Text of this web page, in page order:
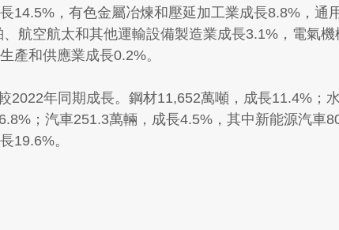
14.5%，有色金屬冶煉和壓延加工業成長8.8%，通
航空航太和其他運輸設備製造業成長3.1%，電氣
產和供應業成長0.2%。
2022年同期成長。鋼材11,652萬噸，成長11.4%；
；汽車251.3萬輛，成長4.5%，其中新能源汽車
19.6%。